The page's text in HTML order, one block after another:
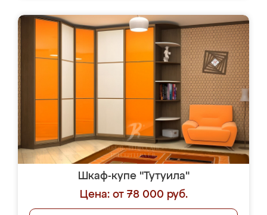
Шкаф-купе "Тутуила"
Цена: от 78 000 руб.